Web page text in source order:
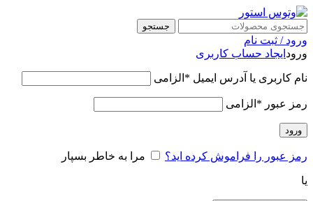
جستجو
ورود / ثبت نام
ورود ایجاد حساب کاربری
نام کاربری یا آدرس ایمیل * الزامی
رمز عبور * الزامی
ورود
رمز عبور را فراموش کرده اید؟ مرا به خاطر بسپار
یا